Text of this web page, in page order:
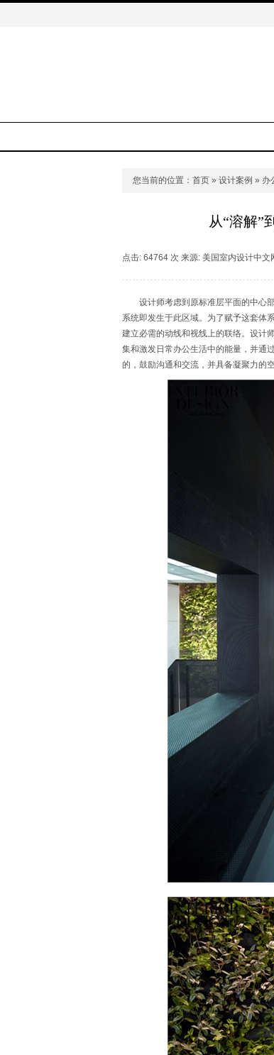
您当前的位置： 首页 » 设计案例 » 办
从“溶解”
点击: 64764 次 来源: 美国室内设计中
设计师考虑到原标准层平面的中心部
系统即发生于此区域。为了赋予这套体
建立必需的动线和视线上的联络。设
集和激发日常办公生活中的能量，并通
的，鼓励沟通和交流，并具备凝聚力的空